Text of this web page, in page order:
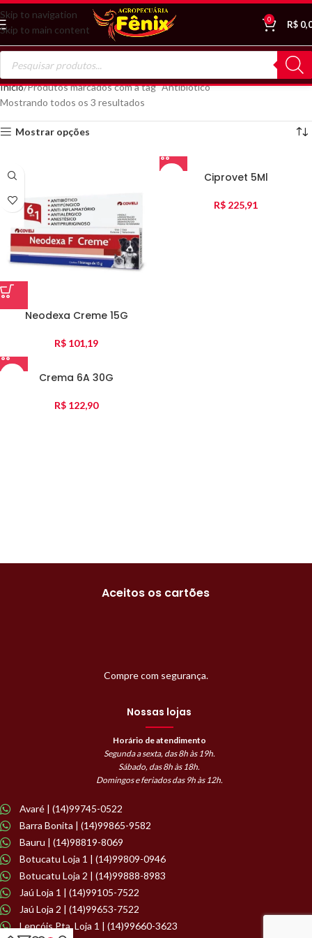
Skip to navigation
Skip to main content
0 R$
Início Produtos marcados com a tag “Antibiótico”
Mostrando todos os 3 resultados
Mostrar opções
Neodexa Creme 15G
R$ 101,19
Ciprovet 5Ml
R$ 225,91
Crema 6A 30G
R$ 122,90
Aceitos os cartões
Compre com segurança.
Nossas lojas
Horário de atendimento
Segunda a sexta, das 8h às 19h.
Sábado, das 8h às 18h.
Domingos e feriados das 9h às 12h.
Avaré | (14)99745-0522
Barra Bonita | (14)99865-9582
Bauru | (14)98819-8069
Botucatu Loja 1 | (14)99809-0946
Botucatu Loja 2 | (14)99888-8983
Jaú Loja 1 | (14)99105-7522
Jaú Loja 2 | (14)99653-7522
Lençóis Pta. Loja 1 | (14)99660-3623